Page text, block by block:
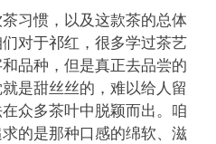
习惯，以及这款茶的总体
对于祁红，很多学过茶艺
品种，但是真正去品尝的
是甜丝丝的，难以给人留
众多茶叶中脱颖而出。咱
的是那种口感的绵软、滋